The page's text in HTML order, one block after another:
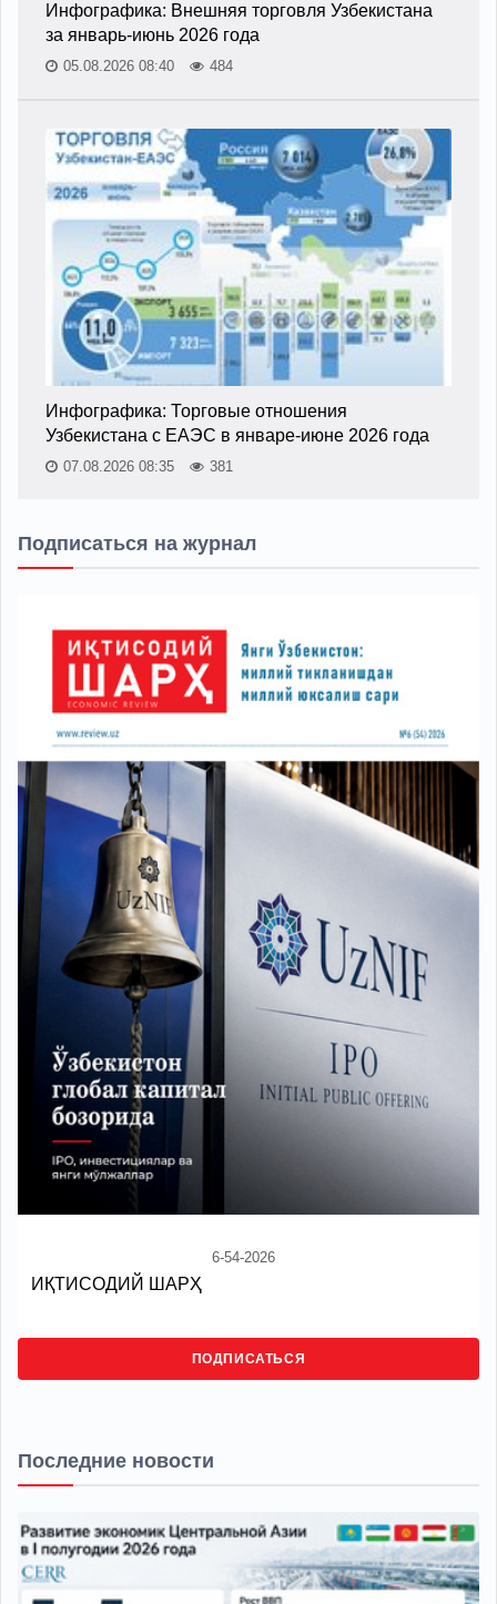
Инфографика: Внешняя торговля Узбекистана
за январь-июнь 2026 года
05.08.2026 08:40 484
Инфографика: Торговые отношения
Узбекистана с ЕАЭС в январе-июне 2026 года
07.08.2026 08:35 381
Подписаться на журнал
6-54-2026
ИҚТИСОДИЙ ШАРҲ
ПОДПИСАТЬСЯ
Последние новости